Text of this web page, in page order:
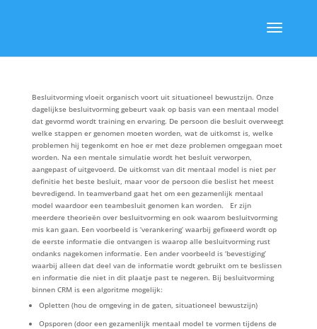
Besluitvorming vloeit organisch voort uit situationeel bewustzijn. Onze
dagelijkse besluitvorming gebeurt vaak op basis van een mentaal model
dat gevormd wordt training en ervaring. De persoon die besluit overweegt
welke stappen er genomen moeten worden, wat de uitkomst is, welke
problemen hij tegenkomt en hoe er met deze problemen omgegaan moet
worden. Na een mentale simulatie wordt het besluit verworpen,
aangepast of uitgevoerd. De uitkomst van dit mentaal model is niet per
definitie het beste besluit, maar voor de persoon die beslist het meest
bevredigend. In teamverband gaat het om een gezamenlijk mentaal
model waardoor een teambesluit genomen kan worden. Er zijn
meerdere theorieën over besluitvorming en ook waarom besluitvorming
mis kan gaan. Een voorbeeld is ‘verankering’ waarbij gefixeerd wordt op
de eerste informatie die ontvangen is waarop alle besluitvorming rust
ondanks nagekomen informatie. Een ander voorbeeld is ‘bevestiging’
waarbij alleen dat deel van de informatie wordt gebruikt om te beslissen
en informatie die niet in dit plaatje past te negeren. Bij besluitvorming
binnen CRM is een algoritme mogelijk:
Opletten (hou de omgeving in de gaten, situationeel bewustzijn)
Opsporen (door een gezamenlijk mentaal model te vormen tijdens de